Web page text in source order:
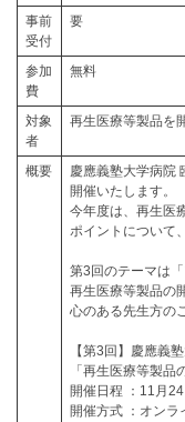
事前
受付
要
参加
費
無料
対象
者
再生医療等製品を
概要
慶應義塾大学病院
開催いたします。
今年度は、再生医
ポイントについて
第3回のテーマは
再生医療等製品の
心のある先生方の
【第3回】慶應義
「再生医療等製品
開催日程 ：11月
開催方式 ：オンラ